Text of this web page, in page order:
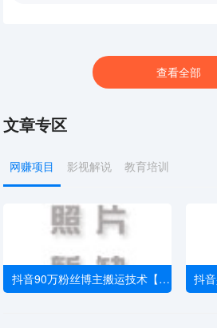
查看全部
文章专区
网赚项目 影视解说 教育培训
抖音90万粉丝博主搬运技术【揭秘】